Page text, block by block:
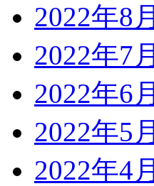
2022年8月
2022年7月
2022年6月
2022年5月
2022年4月